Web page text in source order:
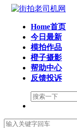
Home首页
今日最新
模拍作品
橙子摄影
帮助中心
反馈投诉